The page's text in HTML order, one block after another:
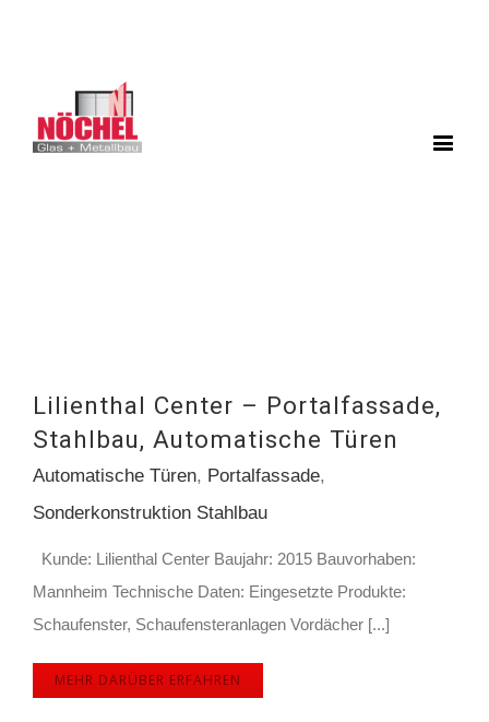
Stahlbau, Automatische Türen
Lilienthal Center – Portalfassade,
Stahlbau, Automatische Türen
Automatische Türen, Portalfassade,
Sonderkonstruktion Stahlbau
Kunde: Lilienthal Center Baujahr: 2015 Bauvorhaben:
Mannheim Technische Daten: Eingesetzte Produkte:
Schaufenster, Schaufensteranlagen Vordächer [...]
MEHR DARÜBER ERFAHREN